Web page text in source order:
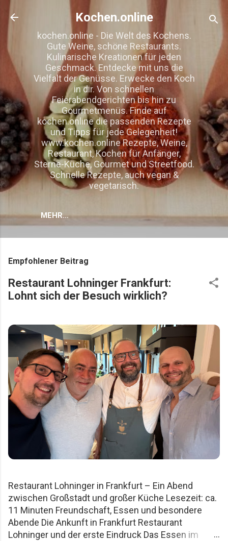
Direkt zum Hauptbereich
Kochen.online
kochen.online - Die Welt des Kochens.
Gute Weine, schöne Restaurants.
Kulinarische Kreationen für jeden
Geschmack. Entdecke mit uns die
Vielfalt der Genüsse. Erwecke den Koch
in dir. Von schnellen
Feierabendgerichten bis hin zu
Gourmetmenüs. Finde auf
kochen.online die passenden Rezepte
und Tipps für jede Gelegenheit!
www.kochen.online Rezepte, Weine,
Restaurant, Kochen für Anfänger,
Sterne-Küche, Gourmet und Streetfood.
Schnelle Rezepte, auch vegan &
vegetarisch.
MEHR…
Empfohlener Beitrag
Restaurant Lohninger Frankfurt:
Lohnt sich der Besuch wirklich?
Restaurant Lohninger in Frankfurt – Ein Abend
zwischen Großstadt und großer Küche Lesezeit: ca.
11 Minuten Freundschaft, Essen und besondere
Abende Die Ankunft in Frankfurt Restaurant
Lohninger und der erste Eindruck Das Essen im